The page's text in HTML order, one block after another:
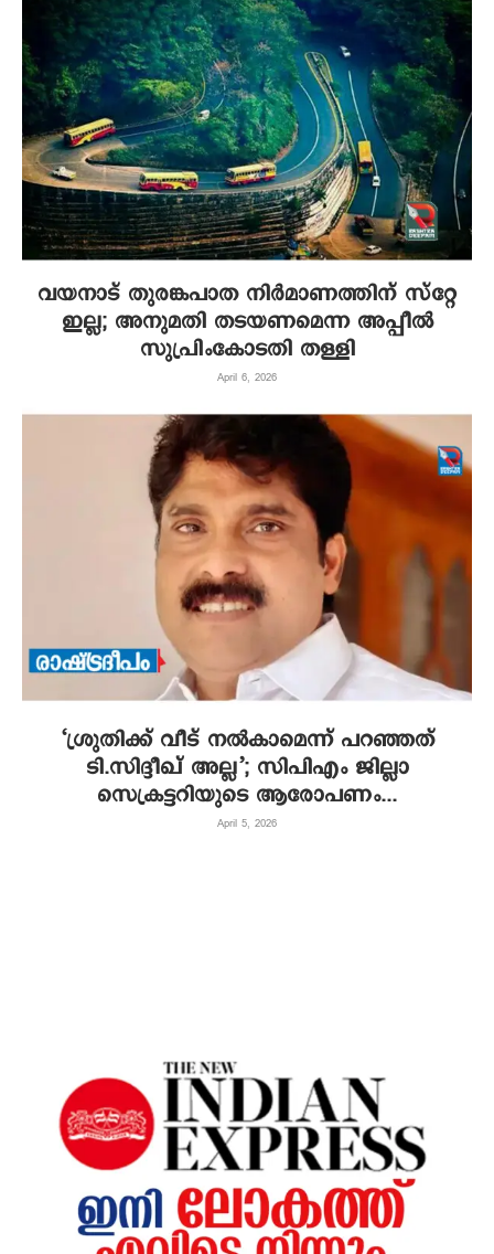
വയനാട് തുരങ്കപാത നിർമാണത്തിന് സ്റ്റേ
ഇല്ല; അനുമതി തടയണമെന്ന അപ്പീൽ
സുപ്രിംകോടതി തള്ളി
April 6, 2026
‘ശ്രുതിക്ക് വീട് നൽകാമെന്ന് പറഞ്ഞത്
ടി.സിദ്ദീഖ് അല്ല’; സിപിഎം ജില്ലാ
സെക്രട്ടറിയുടെ ആരോപണം...
April 5, 2026